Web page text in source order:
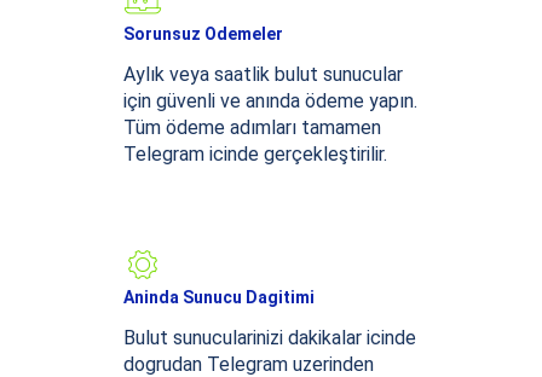
Sorunsuz Odemeler
Aylık veya saatlik bulut sunucular
için güvenli ve anında ödeme yapın.
Tüm ödeme adımları tamamen
Telegram icinde gerçekleştirilir.
Aninda Sunucu Dagitimi
Bulut sunucularinizi dakikalar icinde
dogrudan Telegram uzerinden